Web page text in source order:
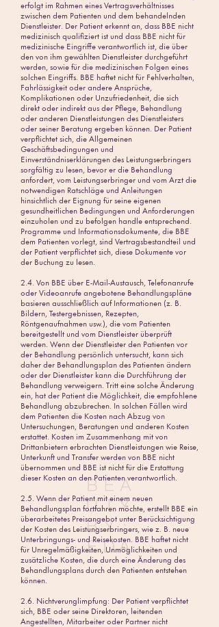
erfolgt im Rahmen eines Vertragsverhältnisses
zwischen dem Patienten und dem behandelnden
Dienstleister. Der Patient erkennt an, dass BBE nicht
medizinisch qualifiziert ist und dass BBE nicht für
medizinische Eingriffe verantwortlich ist, die über
den von ihm gewählten Dienstleister durchgeführt
werden, sowie für die medizinischen Folgen eines
solchen Eingriffs. BBE haftet nicht für Fehlverhalten,
Fahrlässigkeit oder andere Ansprüche,
Komplikationen oder Unzufriedenheit, die sich
direkt oder indirekt aus der Pflege, Behandlung
oder anderen Dienstleistungen des Dienstleisters
oder seiner Beratung ergeben können. Der Patient
verpflichtet sich, die Allgemeinen
Geschäftsbedingungen und
Einverständniserklärungen des Leistungserbringers
sorgfältig zu lesen, bevor er die Behandlung
anfordert, vom Leistungserbringer und vom Arzt die
notwendigen Ratschläge und Anleitungen
hinsichtlich der Eignung für seine eigenen
gesundheitlichen Bedingungen und Anforderungen
einzuholen und zu befolgen handle entsprechend.
Programme und Informationsdokumente, die BBE
dem Patienten vorlegt, sind Vertragsbestandteil und
der Patient verpflichtet sich, diese Dokumente vor
der Buchung zu lesen.
2.4. Von BBE über E-Mail-Austausch, Telefonanrufe
oder Videoanrufe angebotene Behandlungspläne
basieren ausschließlich auf Informationen (z. B.
Bildern, Testergebnissen, Rezepten,
Röntgenaufnahmen usw.), die vom Patienten
bereitgestellt und vom Dienstleister überprüft
werden. Wenn der Dienstleister den Patienten vor
der Behandlung persönlich untersucht, kann sich
daher der Behandlungsplan des Patienten ändern
oder der Dienstleister kann die Durchführung der
Behandlung verweigern. Tritt eine solche Änderung
ein, hat der Patient die Möglichkeit, die empfohlene
Behandlung abzubrechen. In solchen Fällen wird
dem Patienten die Kosten nach Abzug von
Untersuchungen, Beratungen und anderen Kosten
erstattet. Kosten im Zusammenhang mit von
Drittanbietern erbrachten Dienstleistungen wie Reise,
Unterkunft und Transfer werden von BBE nicht
übernommen und BBE ist nicht für die Erstattung
dieser Kosten an den Patienten verantwortlich.
2.5. Wenn der Patient mit einem neuen
Behandlungsplan fortfahren möchte, erstellt BBE ein
überarbeitetes Preisangebot unter Berücksichtigung
der Kosten des Leistungserbringers, wie z. B. neue
Unterbringungs- und Reisekosten. BBE haftet nicht
für Unregelmäßigkeiten, Unmöglichkeiten und
zusätzliche Kosten, die durch eine Änderung des
Behandlungsplans durch den Patienten entstehen
können.
2.6. Nichtverunglimpfung: Der Patient verpflichtet
sich, BBE oder seine Direktoren, leitenden
Angestellten, Mitarbeiter oder Partner nicht